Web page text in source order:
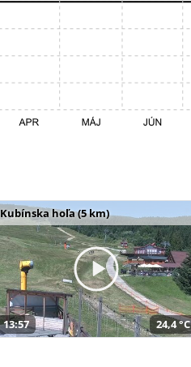
Kubínska hoľa (5 km)
13:57 24,4 °C